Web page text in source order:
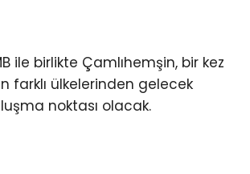
ile birlikte Çamlıhemşin, bir kez
farklı ülkelerinden gelecek
noktası olacak.